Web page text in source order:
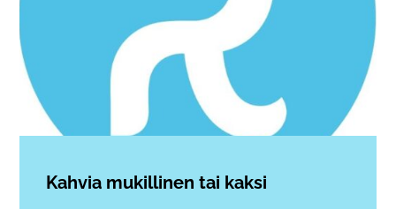
Kahvia mukillinen tai kaksi